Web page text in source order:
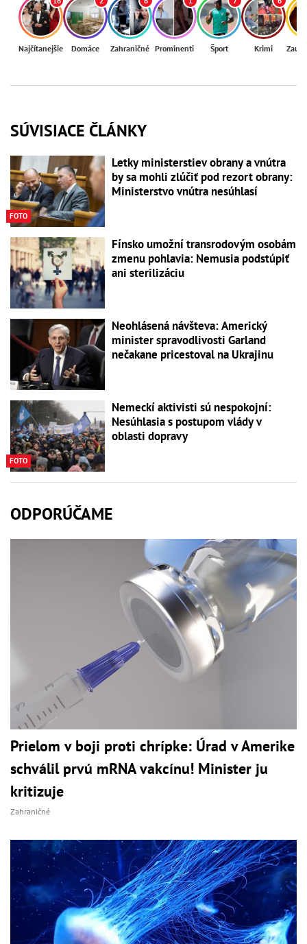
Najčítanejšie Domáce Zahraničné Prominenti Šport Krimi
SÚVISIACE ČLÁNKY
FOTO
Letky ministerstiev obrany a vnútra
by sa mohli zlúčiť pod rezort obrany:
Ministerstvo vnútra nesúhlasí
Fínsko umožní transrodovým osobám
zmenu pohlavia: Nemusia podstúpiť
ani sterilizáciu
Neohlásená návšteva: Americký
minister spravodlivosti Garland
nečakane pricestoval na Ukrajinu
FOTO
Nemeckí aktivisti sú nespokojní:
Nesúhlasia s postupom vlády v
oblasti dopravy
ODPORÚČAME
Prielom v boji proti chrípke: Úrad v Amerike
schválil prvú mRNA vakcínu! Minister ju
kritizuje
Zahraničné